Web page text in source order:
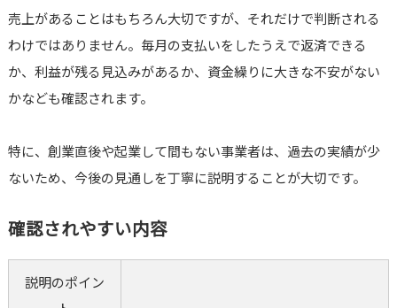
売上があることはもちろん大切ですが、それだけで判断される
わけではありません。毎月の支払いをしたうえで返済できる
か、利益が残る見込みがあるか、資金繰りに大きな不安がない
かなども確認されます。
特に、創業直後や起業して間もない事業者は、過去の実績が少
ないため、今後の見通しを丁寧に説明することが大切です。
確認されやすい内容
説明のポイン